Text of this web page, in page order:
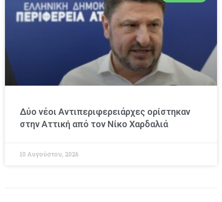
Δύο νέοι Αντιπεριφερειάρχες ορίστηκαν
στην Αττική από τον Νίκο Χαρδαλιά
10 Αυγούστου, 2026